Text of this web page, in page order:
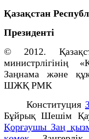
Қазақстан
Президенті
© 2012.
министрлігінің
Заңнама және
ШЖҚ РМК
Конституция
Бұйрық Шешім
Қорғаушы Заң